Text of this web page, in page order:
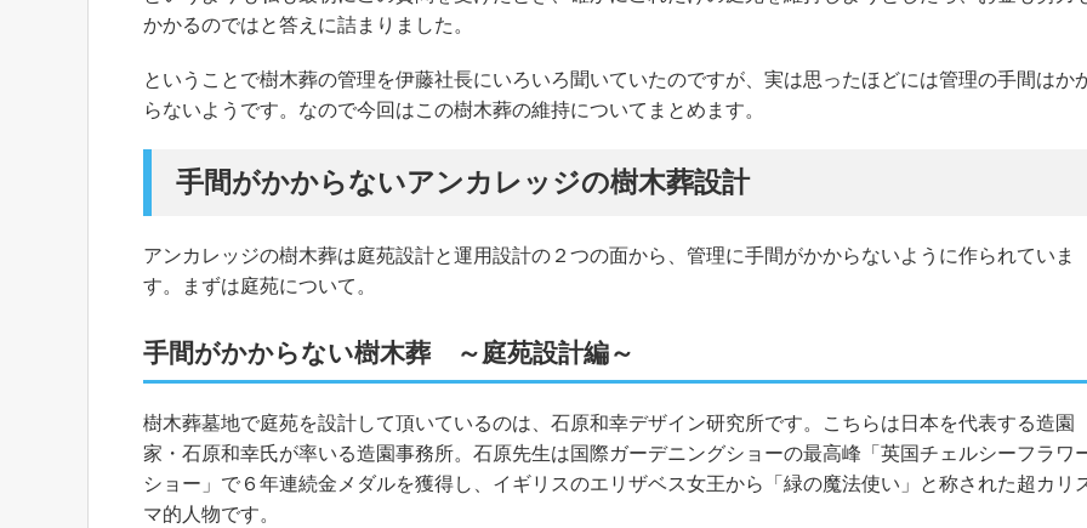
かかるのではと答えに詰まりました。
ということで樹木葬の管理を伊藤社長にいろいろ聞いていたのですが、実は思ったほどには管理の手間はか
らないようです。なので今回はこの樹木葬の維持についてまとめます。
手間がかからないアンカレッジの樹木葬設計
アンカレッジの樹木葬は庭苑設計と運用設計の２つの面から、管理に手間がかからないように作られていま
す。まずは庭苑について。
手間がかからない樹木葬 ～庭苑設計編～
樹木葬墓地で庭苑を設計して頂いているのは、石原和幸デザイン研究所です。こちらは日本を代表する造園
家・石原和幸氏が率いる造園事務所。石原先生は国際ガーデニングショーの最高峰「英国チェルシーフラワ
ショー」で６年連続金メダルを獲得し、イギリスのエリザベス女王から「緑の魔法使い」と称された超カリ
マ的人物です。